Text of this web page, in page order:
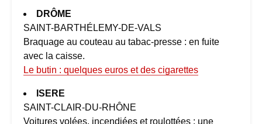
DRÔME
SAINT-BARTHÉLEMY-DE-VALS
Braquage au couteau au tabac-presse : en fuite
avec la caisse.
Le butin : quelques euros et des cigarettes
ISERE
SAINT-CLAIR-DU-RHÔNE
Voitures volées, incendiées et roulottées : une